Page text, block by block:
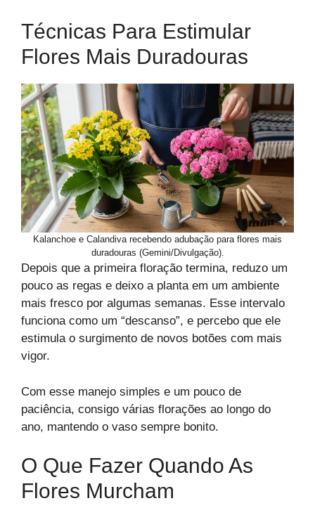
Técnicas Para Estimular
Flores Mais Duradouras
Kalanchoe e Calandiva recebendo adubação para flores mais
duradouras (Gemini/Divulgação).
Depois que a primeira floração termina, reduzo um
pouco as regas e deixo a planta em um ambiente
mais fresco por algumas semanas. Esse intervalo
funciona como um “descanso”, e percebo que ele
estimula o surgimento de novos botões com mais
vigor.
Com esse manejo simples e um pouco de
paciência, consigo várias florações ao longo do
ano, mantendo o vaso sempre bonito.
O Que Fazer Quando As
Flores Murcham